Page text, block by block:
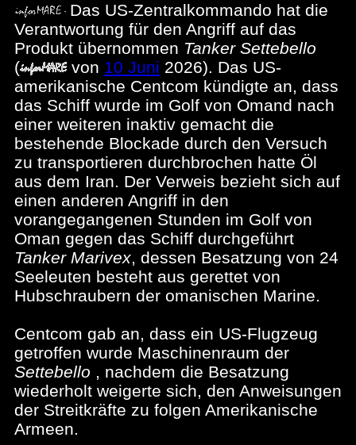
Das US-Zentralkommando hat die
Verantwortung für den Angriff auf das
Produkt übernommen Tanker Settebello
(
von 10 Juni 2026). Das US-
amerikanische Centcom kündigte an, dass
das Schiff wurde im Golf von Omand nach
einer weiteren inaktiv gemacht die
bestehende Blockade durch den Versuch
zu transportieren durchbrochen hatte Öl
aus dem Iran. Der Verweis bezieht sich auf
einen anderen Angriff in den
vorangegangenen Stunden im Golf von
Oman gegen das Schiff durchgeführt
Tanker Marivex, dessen Besatzung von 24
Seeleuten besteht aus gerettet von
Hubschraubern der omanischen Marine.
Centcom gab an, dass ein US-Flugzeug
getroffen wurde Maschinenraum der
Settebello , nachdem die Besatzung
wiederholt weigerte sich, den Anweisungen
der Streitkräfte zu folgen Amerikanische
Armeen.